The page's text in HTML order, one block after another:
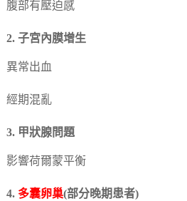
腹部有壓迫感
2. 子宮內膜增生
異常出血
經期混亂
3. 甲狀腺問題
影響荷爾蒙平衡
4. 多囊卵巢(部分晚期患者)